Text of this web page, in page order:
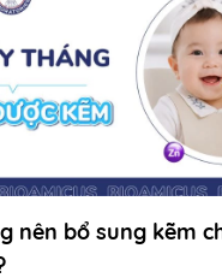
nên bổ sung kẽm